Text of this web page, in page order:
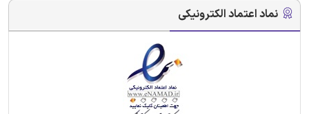
نماد اعتماد الکترونیکی